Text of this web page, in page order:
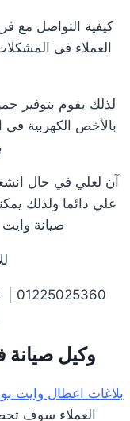
كيفية التواصل مع
العملاء فى
لذلك يقوم بتوفير
بالأخص الكهربية
آن لعلي في حال
علي دائما ولذلك
صيانة
وكيل صيانة
بلاغات اعطال وايت
العملاء سوف